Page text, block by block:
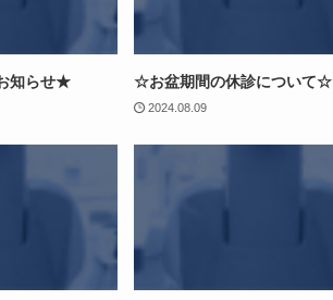
知らせ★ ☆お盆期間の休診について☆
2024.08.09